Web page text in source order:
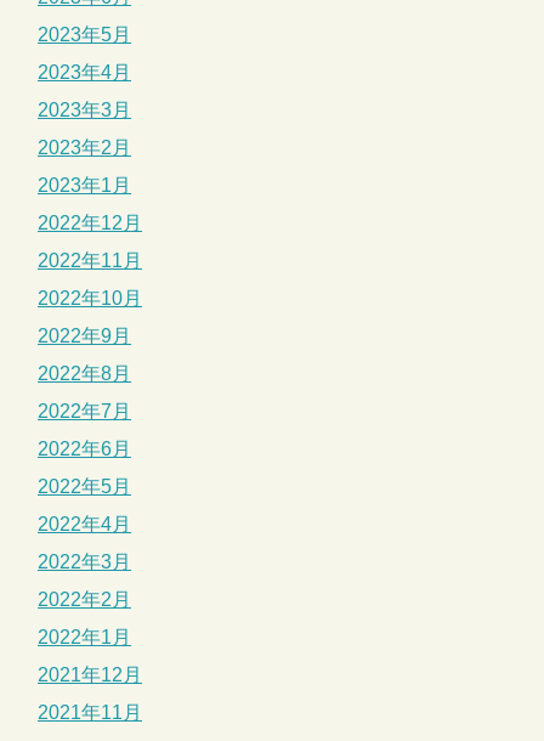
2023年5月
2023年4月
2023年3月
2023年2月
2023年1月
2022年12月
2022年11月
2022年10月
2022年9月
2022年8月
2022年7月
2022年6月
2022年5月
2022年4月
2022年3月
2022年2月
2022年1月
2021年12月
2021年11月